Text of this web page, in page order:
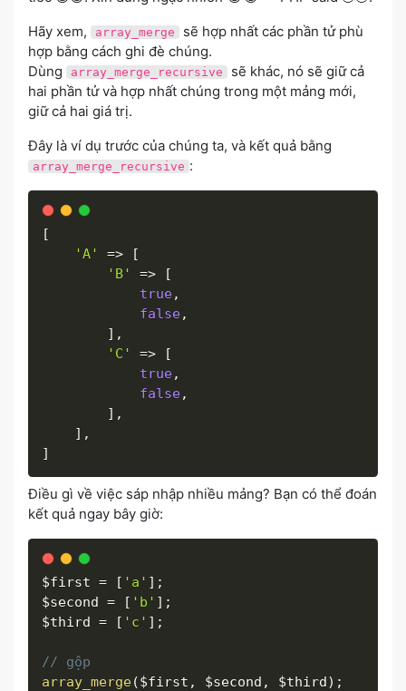
Hãy xem,
array_merge
sẽ hợp nhất các phần tử phù
hợp bằng cách ghi đè chúng.
Dùng
array_merge_recursive
sẽ khác, nó sẽ giữ cả
hai phần tử và hợp nhất chúng trong một mảng mới,
giữ cả hai giá trị.
Đây là ví dụ trước của chúng ta, và kết quả bằng
array_merge_recursive :
[
'A'
=>
[
'B'
=>
[
true,
false,
] ,
'C'
=>
[
true,
false,
] ,
] ,
]
Điều gì về việc sáp nhập nhiều mảng? Bạn có thể đoán
kết quả ngay bây giờ:
$first = [ 'a' ] ;
$second = [ 'b' ] ;
$third = [ 'c' ] ;
// gộp
array_merge($first , $second , $third) ;